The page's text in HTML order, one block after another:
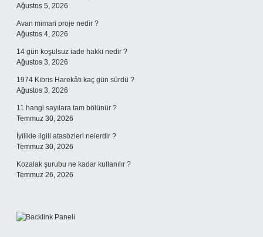
Ağustos 5, 2026
Avan mimari proje nedir ?
Ağustos 4, 2026
14 gün koşulsuz iade hakkı nedir ?
Ağustos 3, 2026
1974 Kıbrıs Harekâtı kaç gün sürdü ?
Ağustos 3, 2026
11 hangi sayılara tam bölünür ?
Temmuz 30, 2026
İyilikle ilgili atasözleri nelerdir ?
Temmuz 30, 2026
Kozalak şurubu ne kadar kullanılır ?
Temmuz 26, 2026